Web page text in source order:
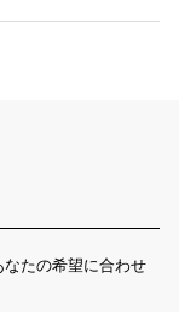
たの希望に合わせ